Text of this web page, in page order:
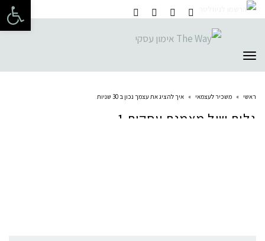
תפריט
ראשי » משכיר לעצמאי » איך להציג את עצמך נכון ב 30 שניות
גלית שול מאמנת עסקית 1